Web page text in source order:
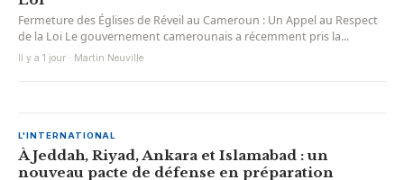
Fermeture des Églises de Réveil au Cameroun : Un Appel au Respect
de la Loi Le gouvernement camerounais a récemment pris la...
Il y a 1 jour · Martin Neuville
L'INTERNATIONAL
À Jeddah, Riyad, Ankara et Islamabad : un
nouveau pacte de défense en préparation